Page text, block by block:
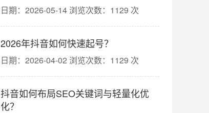
日期：2026-05-14 浏览次数：1129 次
2026年抖音如何快速起号？
日期：2026-04-02 浏览次数：1129 次
抖音如何布局SEO关键词与轻量化优
化？